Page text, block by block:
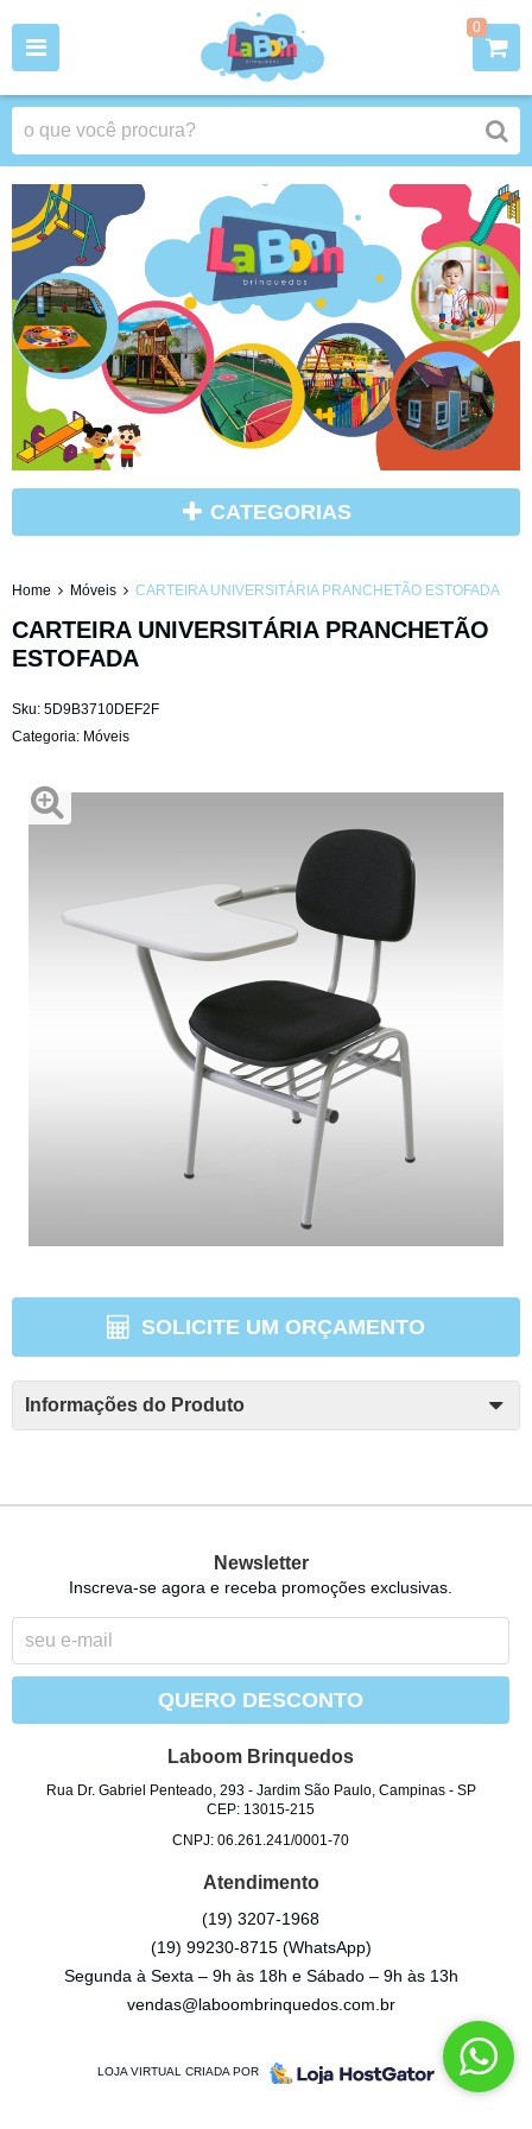
0
CATEGORIAS
Home Móveis CARTEIRA UNIVERSITÁRIA PRANCHETÃO ESTOFADA
CARTEIRA UNIVERSITÁRIA PRANCHETÃO
ESTOFADA
Sku: 5D9B3710DEF2F
Categoria: Móveis
SOLICITE UM ORÇAMENTO
Informações do Produto
Newsletter
Inscreva-se agora e receba promoções exclusivas.
QUERO DESCONTO
Laboom Brinquedos
Rua Dr. Gabriel Penteado, 293- Jardim São Paulo, Campinas- SP
CEP: 13015-215
CNPJ: 06.261.241/0001-70
Atendimento
(19) 3207-1968
(19) 99230-8715 (WhatsApp)
Segunda à Sexta – 9h às 18h e Sábado – 9h às 13h
vendas@laboombrinquedos.com.br
LOJA VIRTUAL CRIADA POR